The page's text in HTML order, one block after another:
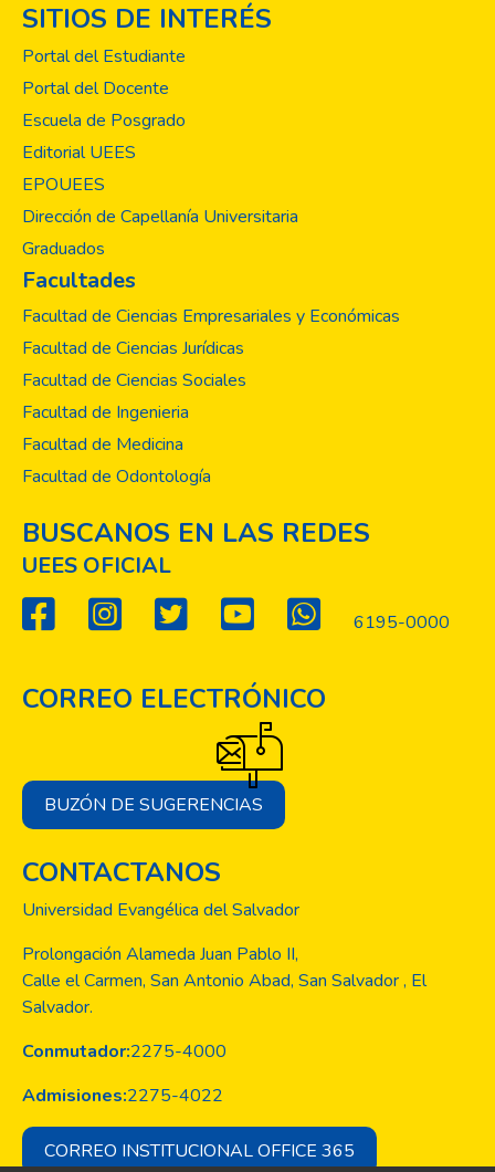
SITIOS DE INTERÉS
Portal del Estudiante
Portal del Docente
Escuela de Posgrado
Editorial UEES
EPOUEES
Dirección de Capellanía Universitaria
Graduados
Facultades
Facultad de Ciencias Empresariales y Económicas
Facultad de Ciencias Jurídicas
Facultad de Ciencias Sociales
Facultad de Ingenieria
Facultad de Medicina
Facultad de Odontología
BUSCANOS EN LAS REDES
UEES OFICIAL
6195-0000
CORREO ELECTRÓNICO
BUZÓN DE SUGERENCIAS
CONTACTANOS
Universidad Evangélica del Salvador
Prolongación Alameda Juan Pablo II,
Calle el Carmen, San Antonio Abad, San Salvador , El
Salvador.
Conmutador:2275-4000
Admisiones:2275-4022
CORREO INSTITUCIONAL OFFICE 365